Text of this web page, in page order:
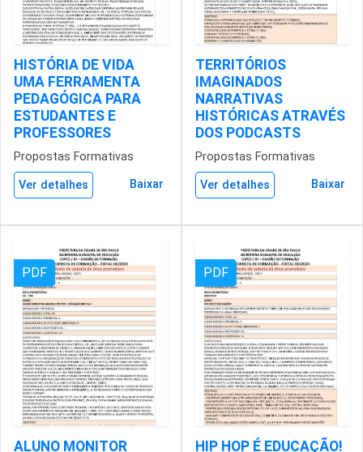
HISTÓRIA DE VIDA
UMA FERRAMENTA
PEDAGÓGICA PARA
ESTUDANTES E
PROFESSORES
Propostas Formativas
Ver detalhes Baixar
TERRITÓRIOS
IMAGINADOS
NARRATIVAS
HISTÓRICAS ATRAVÉS
DOS PODCASTS
Propostas Formativas
Ver detalhes Baixar
PDF
ALUNO MONITOR
PDF
HIP HOP É EDUCAÇÃO!